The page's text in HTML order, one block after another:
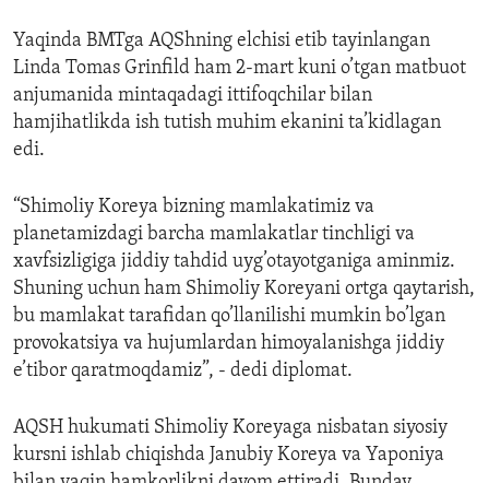
Yaqinda BMTga AQShning elchisi etib tayinlangan
Linda Tomas Grinfild ham 2-mart kuni o’tgan matbuot
anjumanida mintaqadagi ittifoqchilar bilan
hamjihatlikda ish tutish muhim ekanini ta’kidlagan
edi.
“Shimoliy Koreya bizning mamlakatimiz va
planetamizdagi barcha mamlakatlar tinchligi va
xavfsizligiga jiddiy tahdid uyg’otayotganiga aminmiz.
Shuning uchun ham Shimoliy Koreyani ortga qaytarish,
bu mamlakat tarafidan qo’llanilishi mumkin bo’lgan
provokatsiya va hujumlardan himoyalanishga jiddiy
e’tibor qaratmoqdamiz”, - dedi diplomat.
AQSH hukumati Shimoliy Koreyaga nisbatan siyosiy
kursni ishlab chiqishda Janubiy Koreya va Yaponiya